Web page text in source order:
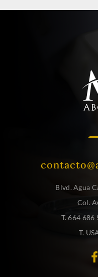
Blvd. Agua
Col.
T. 664 686
T.